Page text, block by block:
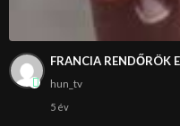
FRANCIA RENDŐRÖK
hun_tv
5 év